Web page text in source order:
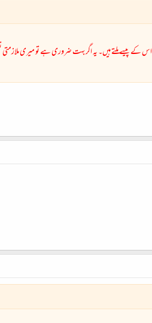
کے پیسے ملتے ہیں۔ یہ اگر بہت ضروری ہے تو میری ملازمتی